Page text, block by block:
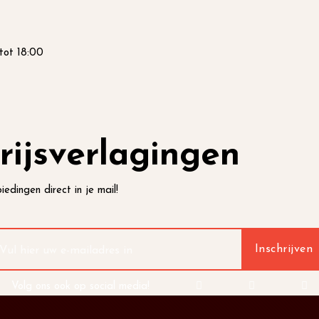
18:00
direct in je mail!